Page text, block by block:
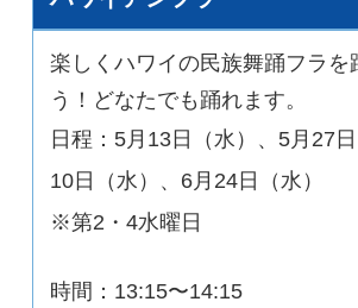
楽しくハワイの民族舞踊フラを
う！どなたでも踊れます。
日程：5月13日（水）、5月27
10日（水）、6月24日（水）
※第2・4水曜日
時間：13:15〜14:15